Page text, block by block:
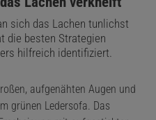
sich das Lachen tunlichst
die besten Strategien
hilfreich identifiziert.